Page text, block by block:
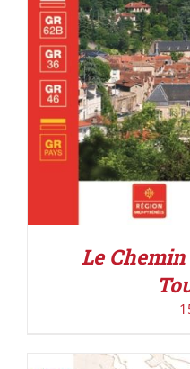
Le